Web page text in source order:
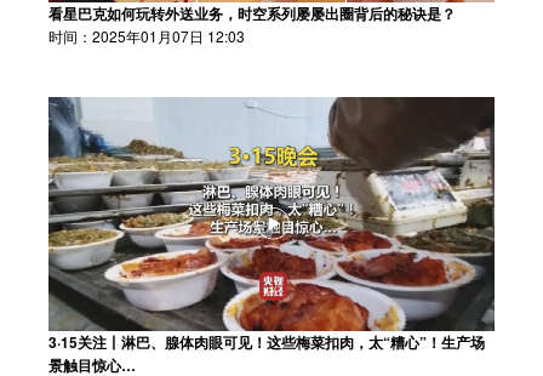
看星巴克如何玩转外送业务，时空系列屡屡出圈背后的秘诀是？
时间：2025年01月07日 12:03
3·15关注丨淋巴、腺体肉眼可见！这些梅菜扣肉，太“糟心”！生产场
景触目惊心…